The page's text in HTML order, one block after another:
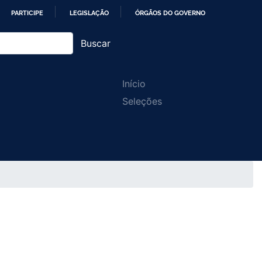
PARTICIPE LEGISLAÇÃO ÓRGÃOS DO GOVERNO
Buscar
Main
navigation
Início
Seleções